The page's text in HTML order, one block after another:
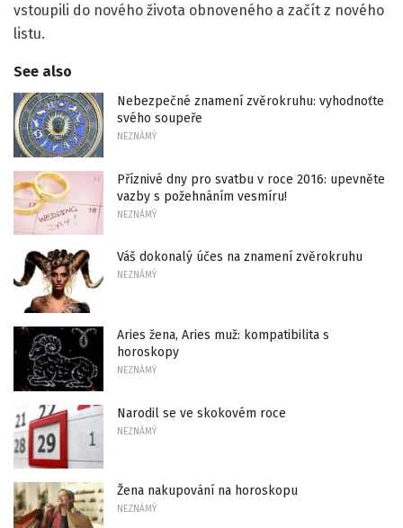
vstoupili do nového života obnoveného a začít z nového
listu.
See also
Nebezpečné znamení zvěrokruhu: vyhodnoťte
svého soupeře
NEZNÁMÝ
Příznivé dny pro svatbu v roce 2016: upevněte
vazby s požehnáním vesmíru!
NEZNÁMÝ
Váš dokonalý účes na znamení zvěrokruhu
NEZNÁMÝ
Aries žena, Aries muž: kompatibilita s
horoskopy
NEZNÁMÝ
Narodil se ve skokovém roce
NEZNÁMÝ
Žena nakupování na horoskopu
NEZNÁMÝ